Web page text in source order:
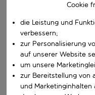
Finde deinen
Beginne mit der Eingabe
Ab
Nach
Cookie
die Leistung und
verbessern;
zur Personalisierung
auf unserer Website
um unsere
zur Bereitstellung von
und